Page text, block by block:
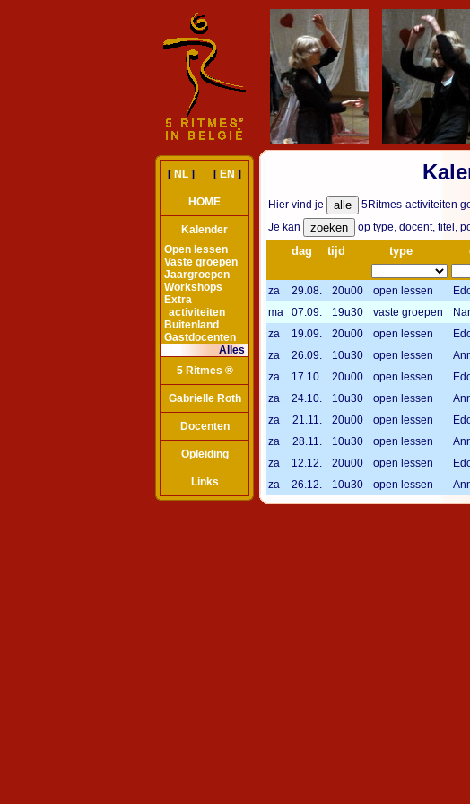
[ NL ] [ EN ]
HOME
Kalender
Open lessen
Vaste groepen
Jaargroepen
Workshops
Extra
activiteiten
Buitenland
Gastdocenten
Alles
5 Ritmes ®
Gabrielle Roth
Docenten
Opleiding
Links
Hier vind je
5Ritmes-activiteiten
Je kan
op type, docent, titel,
dag tijd type
za 29.08. 20u00 open lessen
ma
07.09. 19u30 vaste groepen
za
19.09. 20u00 open lessen
za
26.09. 10u30 open lessen
za
17.10. 20u00 open lessen
za
24.10. 10u30 open lessen
za
21.11. 20u00 open lessen
za
28.11. 10u30 open lessen
za
12.12. 20u00 open lessen
za
26.12. 10u30 open lessen